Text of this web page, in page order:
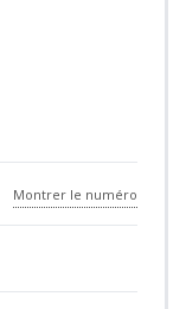
Montrer le numéro